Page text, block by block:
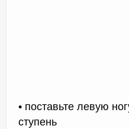
• поставьте левую
ступень